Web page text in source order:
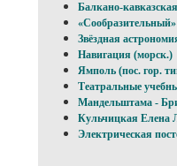
Балкано-
«Сообразительный»
Звёздная
Навигация (морск.)
Ямполь (пос. гор.
Театральные
Мандельштама -
Кульчицкая Елена
Электрическая